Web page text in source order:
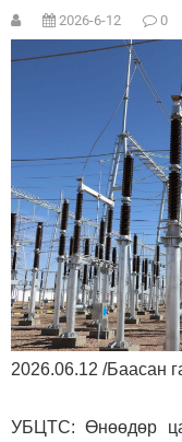
2026-6-12 0
2026.06.12 /Баасан
УБЦТС: Өнөөдөр